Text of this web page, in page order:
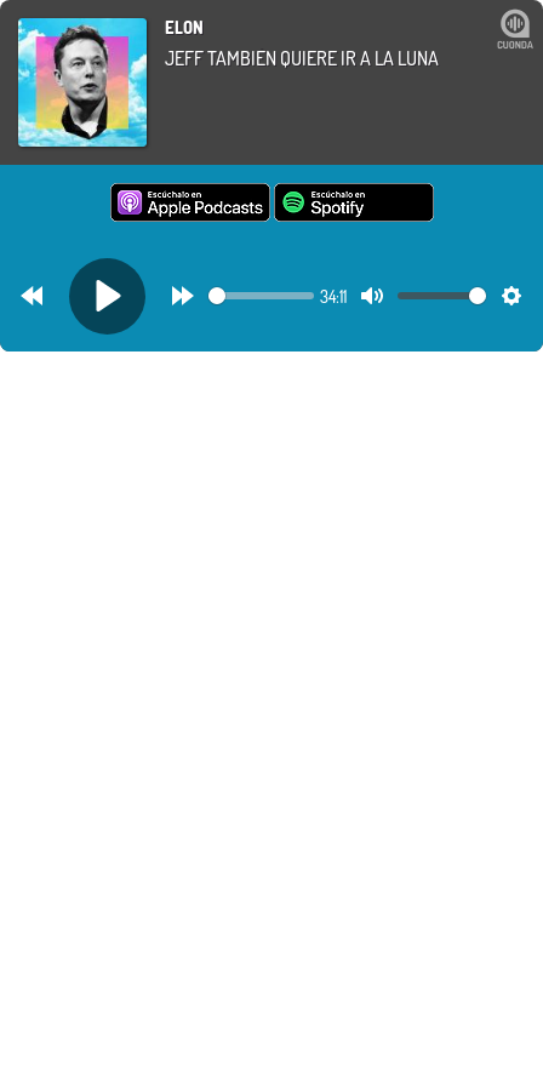
ELON
JEFF TAMBIÉN QUIERE IR A LA LUNA
Rewind
30s
Play
30s
34:11